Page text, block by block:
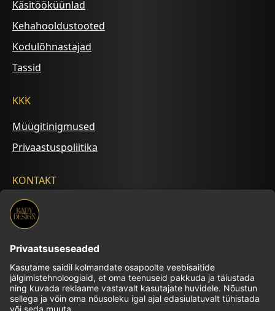
Käsitööküünlad
Kehahooldustooted
Kodulõhnastajad
Tassid
KKK
Müügitinigmused
Privaastuspoliitika
KONTAKT
+372 5695 2542
kalyna.ilu@gmail.com
Munga 2 ärimaja Kädy stuudio, Pärnu